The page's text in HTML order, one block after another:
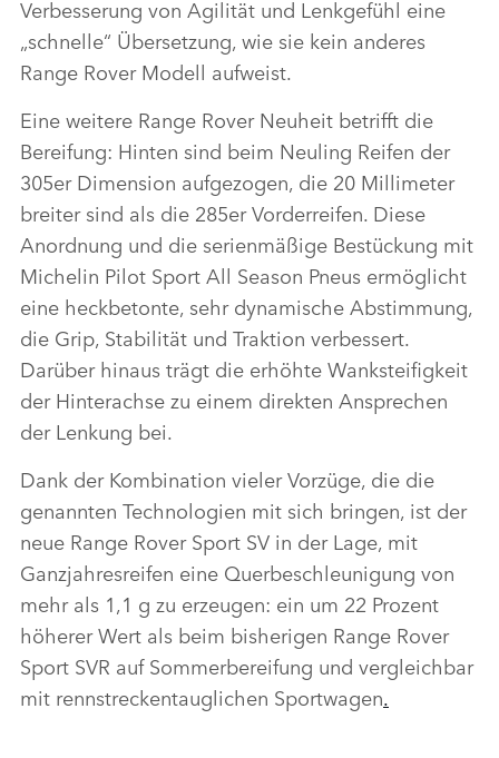
Verbesserung von Agilität und Lenkgefühl eine
„schnelle“ Übersetzung, wie sie kein anderes
Range Rover Modell aufweist.
Eine weitere Range Rover Neuheit betrifft die
Bereifung: Hinten sind beim Neuling Reifen der
305er Dimension aufgezogen, die 20 Millimeter
breiter sind als die 285er Vorderreifen. Diese
Anordnung und die serienmäßige Bestückung mit
Michelin Pilot Sport All Season Pneus ermöglicht
eine heckbetonte, sehr dynamische Abstimmung,
die Grip, Stabilität und Traktion verbessert.
Darüber hinaus trägt die erhöhte Wanksteifigkeit
der Hinterachse zu einem direkten Ansprechen
der Lenkung bei.
Dank der Kombination vieler Vorzüge, die die
genannten Technologien mit sich bringen, ist der
neue Range Rover Sport SV in der Lage, mit
Ganzjahresreifen eine Querbeschleunigung von
mehr als 1,1 g zu erzeugen: ein um 22 Prozent
höherer Wert als beim bisherigen Range Rover
Sport SVR auf Sommerbereifung und vergleichbar
mit rennstreckentauglichen Sportwagen.